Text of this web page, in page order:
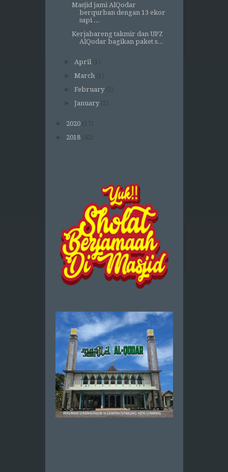
Masjid jami AlQodar
berqurban dengan 13 ekor
sapi ...
Kerjabareng takmir dan UPZ
AlQodar bagikan paket s...
► April (1)
► March (1)
► February (2)
► January (2)
► 2020 (17)
► 2018 (42)